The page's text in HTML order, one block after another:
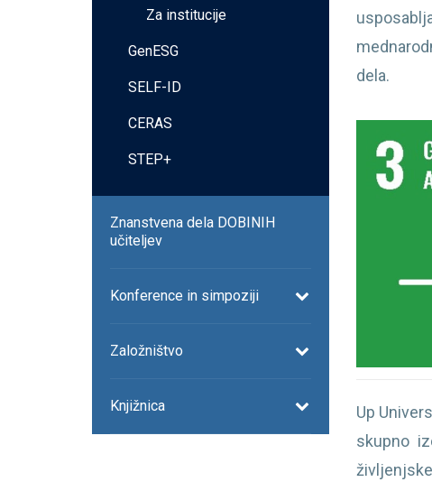
Za institucije
GenESG
SELF-ID
CERAS
STEP+
Znanstvena dela DOBINIH
učiteljev
Konference in simpoziji
Založništvo
Knjižnica
dela.
Up
skupno